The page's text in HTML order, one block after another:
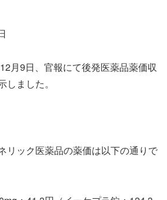
月9日、官報にて後発医薬品薬価収
ました。
リック医薬品の薬価は以下の通りで